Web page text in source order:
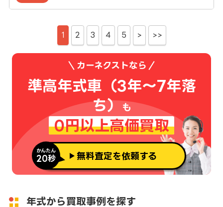
1 2 3 4 5 > >>
カーネクストなら
準高年式車（3年～7年落
ち）も
0円以上高価買取
かんたん
20秒 無料査定を依頼する
年式から買取事例を探す